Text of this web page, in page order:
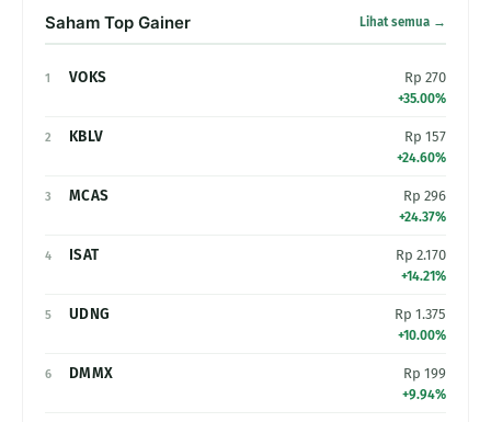
Saham Top Gainer Lihat semua →
1 VOKS Rp 270
+35.00%
2 KBLV Rp 157
+24.60%
3 MCAS Rp 296
+24.37%
4 ISAT Rp 2.170
+14.21%
5 UDNG Rp 1.375
+10.00%
6 DMMX Rp 199
+9.94%